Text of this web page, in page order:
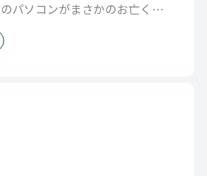
パソコンがまさかのお亡くな
ったというほどではな